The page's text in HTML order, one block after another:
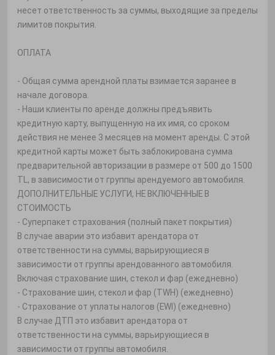
несет ответственность за суммы, выходящие за пределы
лимитов покрытия.
ОПЛАТА
- Общая сумма арендной платы взимается заранее в
начале договора.
- Наши клиенты по аренде должны предъявить
кредитную карту, выпущенную на их имя, со сроком
действия не менее 3 месяцев на момент аренды. С этой
кредитной карты может быть заблокирована сумма
предварительной авторизации в размере от 500 до 1500
TL, в зависимости от группы арендуемого автомобиля.
ДОПОЛНИТЕЛЬНЫЕ УСЛУГИ, НЕ ВКЛЮЧЕННЫЕ В
СТОИМОСТЬ
- Суперпакет страхования (полный пакет покрытия)
В случае аварии это избавит арендатора от
ответственности на суммы, варьирующиеся в
зависимости от группы арендованного автомобиля.
Включая страхование шин, стекол и фар (ежедневно)
- Страхование шин, стекол и фар (TWH) (ежедневно)
- Страхование от уплаты налогов (EWI) (ежедневно)
В случае ДТП это избавит арендатора от
ответственности на суммы, варьирующиеся в
зависимости от группы автомобиля.